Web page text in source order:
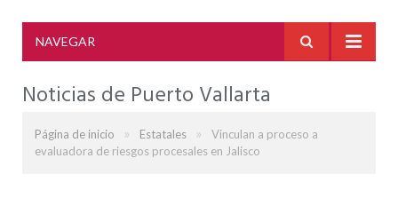
NAVEGAR
Noticias de Puerto Vallarta
Página de inicio » Estatales »
Vinculan a proceso a
evaluadora de riesgos procesales en Jalisco